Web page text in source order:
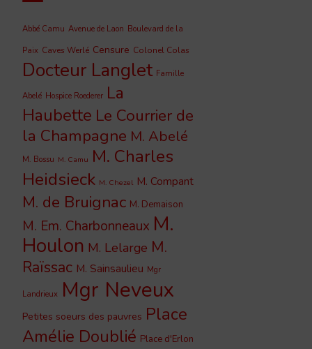
Abbé Camu Avenue de Laon Boulevard de la
Paix Caves Werlé Censure Colonel Colas
Docteur Langlet Famille
Abelé Hospice Roederer La
Haubette Le Courrier de
la Champagne M. Abelé
M. Bossu M. Camu M. Charles
Heidsieck M. Chezel M. Compant
M. de Bruignac M. Demaison
M. Em. Charbonneaux M.
Houlon M. Lelarge M.
Raïssac M. Sainsaulieu Mgr
Landrieux Mgr Neveux
Petites soeurs des pauvres Place
Amélie Doublié Place d'Erlon